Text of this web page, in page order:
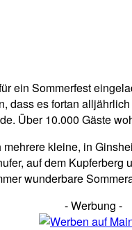
ein Sommerfest
dass es fortan
Über 10.000 Gäste
kleine, in
auf dem
wunderbare
- Werbung -